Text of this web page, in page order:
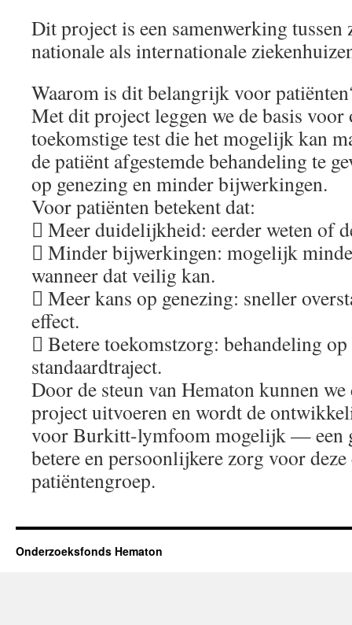
Dit project is een samenwerking tussen
nationale als internationale
Waarom is dit belangrijk voor
Met dit project leggen we de basis voor
toekomstige test die het mogelijk kan
de patiënt afgestemde behandeling te
op genezing en minder bijwerkingen.
Voor patiënten betekent dat:
 Meer duidelijkheid: eerder weten of
 Minder bijwerkingen: mogelijk
wanneer dat veilig kan.
 Meer kans op genezing: sneller
effect.
 Betere toekomstzorg: behandeling
standaardtraject.
Door de steun van Hematon kunnen
project uitvoeren en wordt de
voor Burkitt-lymfoom mogelijk — een
betere en persoonlijkere zorg voor
patiëntengroep.
Onderzoeksfonds Hematon